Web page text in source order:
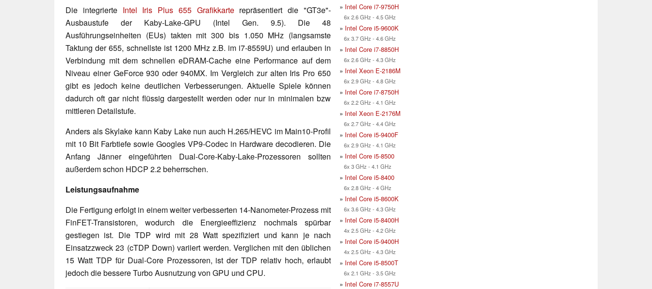
Die integrierte Intel Iris Plus 655 Grafikkarterepräsentiert die "GT3e"-
Ausbaustufe der Kaby-Lake-GPU (Intel Gen. 9.5). Die 48
Ausführungseinheiten (EUs) takten mit 300 bis 1.050 MHz (langsamste
Taktung der 655, schnellste ist 1200 MHz z.B. im i7-8559U) und erlauben in
Verbindung mit dem schnellen eDRAM-Cache eine Performance auf dem
Niveau einer GeForce 930 oder 940MX. Im Vergleich zur alten Iris Pro 650
gibt es jedoch keine deutlichen Verbesserungen. Aktuelle Spiele können
dadurch oft gar nicht flüssig dargestellt werden oder nur in minimalen bzw
mittleren Detailstufe.
Anders als Skylake kann Kaby Lake nun auch H.265/HEVC im Main10-Profil
mit 10 Bit Farbtiefe sowie Googles VP9-Codec in Hardware decodieren. Die
Anfang Jänner eingeführten Dual-Core-Kaby-Lake-Prozessoren sollten
außerdem schon HDCP 2.2 beherrschen.
Leistungsaufnahme
Die Fertigung erfolgt in einem weiter verbesserten 14-Nanometer-Prozess mit
FinFET-Transistoren, wodurch die Energieeffizienz nochmals spürbar
gestiegen ist. Die TDP wird mit 28 Watt spezifiziert und kann je nach
Einsatzzweck 23 (cTDP Down) variiert werden. Verglichen mit den üblichen
15 Watt TDP für Dual-Core Prozessoren, ist der TDP relativ hoch, erlaubt
jedoch die bessere Turbo Ausnutzung von GPU und CPU.
» Intel Core i7-9750H
6x 2.6 GHz - 4.5 GHz
» Intel Core i5-9600K
6x 3.7 GHz - 4.6 GHz
» Intel Core i7-8850H
6x 2.6 GHz - 4.3 GHz
» Intel Xeon E-2186M
6x 2.9 GHz - 4.8 GHz
» Intel Core i7-8750H
6x 2.2 GHz - 4.1 GHz
» Intel Xeon E-2176M
6x 2.7 GHz - 4.4 GHz
» Intel Core i5-9400F
6x 2.9 GHz - 4.1 GHz
» Intel Core i5-8500
6x 3 GHz - 4.1 GHz
» Intel Core i5-8400
6x 2.8 GHz - 4 GHz
» Intel Core i5-8600K
6x 3.6 GHz - 4.3 GHz
» Intel Core i5-8400H
4x 2.5 GHz - 4.2 GHz
» Intel Core i5-9400H
4x 2.5 GHz - 4.3 GHz
» Intel Core i5-8500T
6x 2.1 GHz - 3.5 GHz
» Intel Core i7-8557U